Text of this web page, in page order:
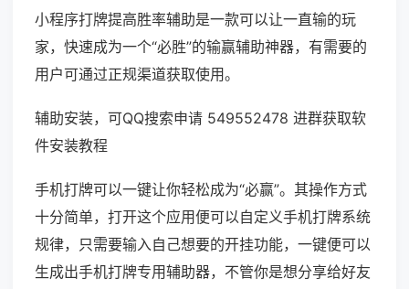
小程序打牌提高胜率辅助是一款可以让一直输的玩
家，快速成为一个“必胜”的输赢辅助神器，有需要的
用户可通过正规渠道获取使用。
辅助安装，可QQ搜索申请 549552478 进群获取软
件安装教程
手机打牌可以一键让你轻松成为“必赢”。其操作方式
十分简单，打开这个应用便可以自定义手机打牌系统
规律，只需要输入自己想要的开挂功能，一键便可以
生成出手机打牌专用辅助器，不管你是想分享给好友